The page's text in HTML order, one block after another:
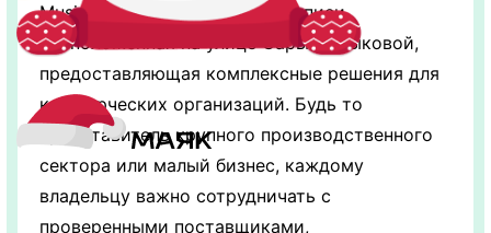
Music Room — студия звукозаписи,
расположенная на улице Сары Садыковой,
предоставляющая комплексные решения для
коммерческих организаций. Будь то
представитель крупного производственного
сектора или малый бизнес, каждому
владельцу важно сотрудничать с
проверенными поставщиками,